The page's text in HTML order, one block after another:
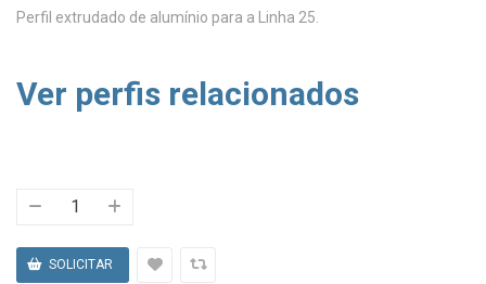
Perfil extrudado de alumínio para a Linha 25.
Ver perfis relacionados